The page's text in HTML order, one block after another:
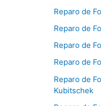
Reparo de
Reparo de
Reparo de
Reparo de
Reparo de
Kubitschek